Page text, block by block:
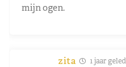
mijn ogen.
zita 1 jaar